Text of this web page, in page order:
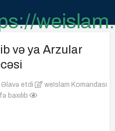
və ya Arzular
Əlavə etdi
weIslam Komandası
baxılıb